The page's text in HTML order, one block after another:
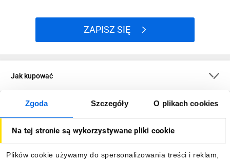
Zgoda Szczegóły O plikach cookies
Na tej stronie są wykorzystywane pliki cookie
Plików cookie używamy do spersonalizowania treści i reklam,
ZAPISZ SIĘ
Jak kupować
O firmie